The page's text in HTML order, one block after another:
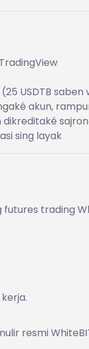
USDTB saben
akun,
sing layak
trading
resmi